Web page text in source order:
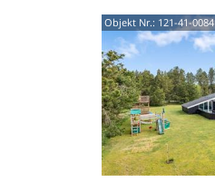
Objekt Nr.: 121-41-0084